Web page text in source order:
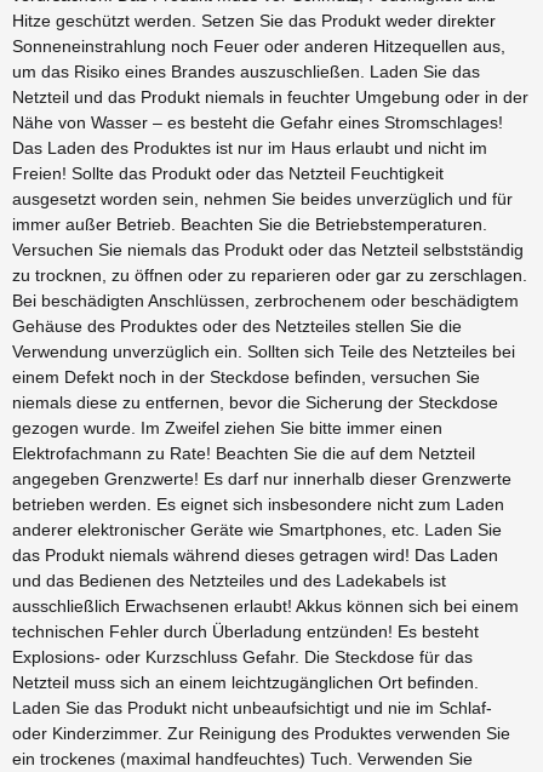
Hitze geschützt werden. Setzen Sie das Produkt weder direkter
Sonneneinstrahlung noch Feuer oder anderen Hitzequellen aus,
um das Risiko eines Brandes auszuschließen. Laden Sie das
Netzteil und das Produkt niemals in feuchter Umgebung oder in der
Nähe von Wasser – es besteht die Gefahr eines Stromschlages!
Das Laden des Produktes ist nur im Haus erlaubt und nicht im
Freien! Sollte das Produkt oder das Netzteil Feuchtigkeit
ausgesetzt worden sein, nehmen Sie beides unverzüglich und für
immer außer Betrieb. Beachten Sie die Betriebstemperaturen.
Versuchen Sie niemals das Produkt oder das Netzteil selbstständig
zu trocknen, zu öffnen oder zu reparieren oder gar zu zerschlagen.
Bei beschädigten Anschlüssen, zerbrochenem oder beschädigtem
Gehäuse des Produktes oder des Netzteiles stellen Sie die
Verwendung unverzüglich ein. Sollten sich Teile des Netzteiles bei
einem Defekt noch in der Steckdose befinden, versuchen Sie
niemals diese zu entfernen, bevor die Sicherung der Steckdose
gezogen wurde. Im Zweifel ziehen Sie bitte immer einen
Elektrofachmann zu Rate! Beachten Sie die auf dem Netzteil
angegeben Grenzwerte! Es darf nur innerhalb dieser Grenzwerte
betrieben werden. Es eignet sich insbesondere nicht zum Laden
anderer elektronischer Geräte wie Smartphones, etc. Laden Sie
das Produkt niemals während dieses getragen wird! Das Laden
und das Bedienen des Netzteiles und des Ladekabels ist
ausschließlich Erwachsenen erlaubt! Akkus können sich bei einem
technischen Fehler durch Überladung entzünden! Es besteht
Explosions- oder Kurzschluss Gefahr. Die Steckdose für das
Netzteil muss sich an einem leichtzugänglichen Ort befinden.
Laden Sie das Produkt nicht unbeaufsichtigt und nie im Schlaf-
oder Kinderzimmer. Zur Reinigung des Produktes verwenden Sie
ein trockenes (maximal handfeuchtes) Tuch. Verwenden Sie